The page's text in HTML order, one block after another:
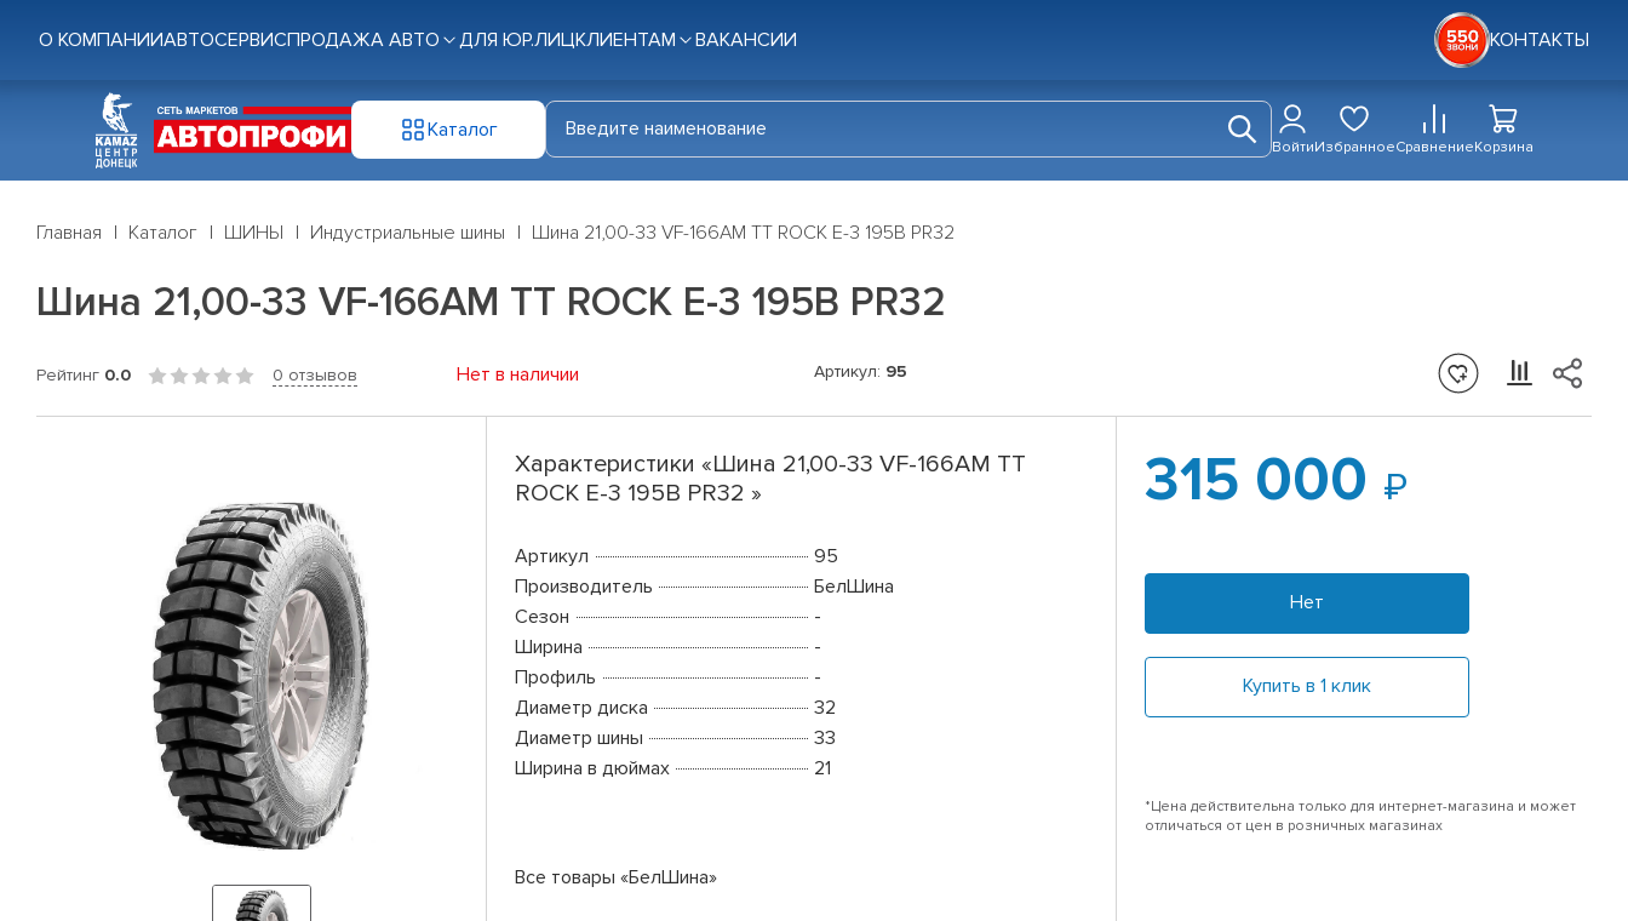
О КОМПАНИИАВТОСЕРВИСПРОДАЖА АВТО ДЛЯ ЮР.ЛИЦКЛИЕНТАМ ВАКАНСИИ КОНТАКТЫ
Каталог
ВойтиИзбранноеСравнениеКорзина
Главная Каталог ШИНЫ Индустриальные шины Шина 21,00-33 VF-166AM TT ROCK E-3 195B PR32
Шина 21,00-33 VF-166AM TT ROCK E-3 195B PR32
Рейтинг 0.0 0 отзывов Нет в наличии Артикул: 95
Характеристики «Шина 21,00-33 VF-166AM TT
ROCK E-3 195B PR32 »
Артикул
95
Производитель
БелШина
Сезон
-
Ширина
-
Профиль
-
Диаметр диска
32
Диаметр шины
33
Ширина в дюймах
21
Все товары «БелШина»
315 000
Нет
Купить в 1 клик
*Цена действительна только для интернет-магазина и может
отличаться от цен в розничных магазинах